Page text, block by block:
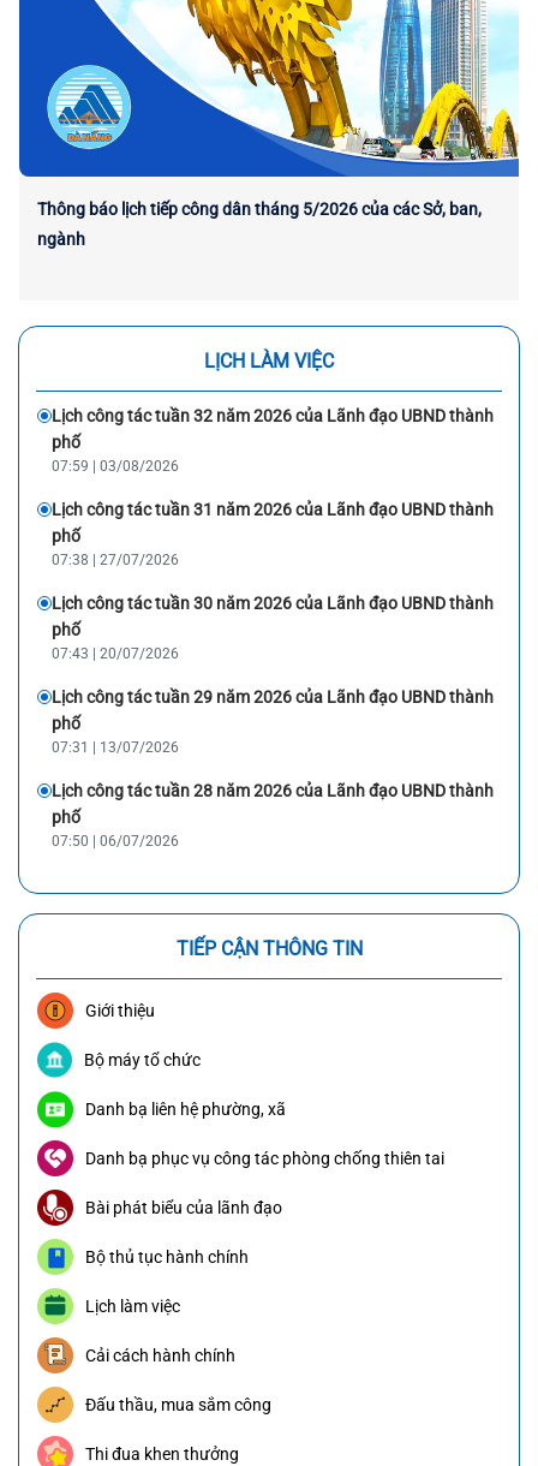
Thông báo lịch tiếp công dân tháng 5/2026 của các Sở, ban,
ngành
LỊCH LÀM VIỆC
Lịch công tác tuần 32 năm 2026 của Lãnh đạo UBND thành
phố
07:59 | 03/08/2026
Lịch công tác tuần 31 năm 2026 của Lãnh đạo UBND thành
phố
07:38 | 27/07/2026
Lịch công tác tuần 30 năm 2026 của Lãnh đạo UBND thành
phố
07:43 | 20/07/2026
Lịch công tác tuần 29 năm 2026 của Lãnh đạo UBND thành
phố
07:31 | 13/07/2026
Lịch công tác tuần 28 năm 2026 của Lãnh đạo UBND thành
phố
07:50 | 06/07/2026
TIẾP CẬN THÔNG TIN
Giới thiệu
Bộ máy tổ chức
Danh bạ liên hệ phường, xã
Danh bạ phục vụ công tác phòng chống thiên tai
Bài phát biểu của lãnh đạo
Bộ thủ tục hành chính
Lịch làm việc
Cải cách hành chính
Đấu thầu, mua sắm công
Thi đua khen thưởng